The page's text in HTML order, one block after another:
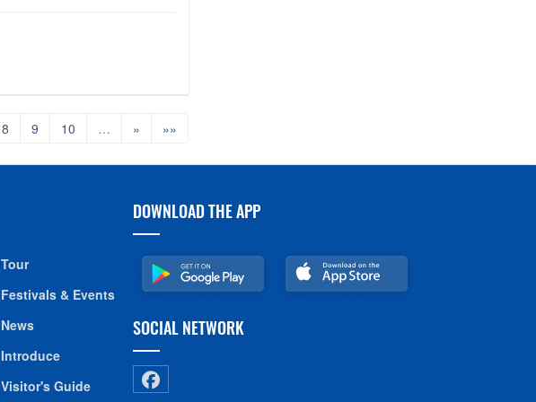
8 9 10 … » »»
Tour
Festivals & Events
News
Introduce
Visitor's Guide
DOWNLOAD THE APP
SOCIAL NETWORK